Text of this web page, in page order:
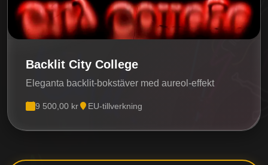
Backlit City College
Eleganta backlit-bokstäver med aureol-effekt
9 500,00 kr EU-tillverkning